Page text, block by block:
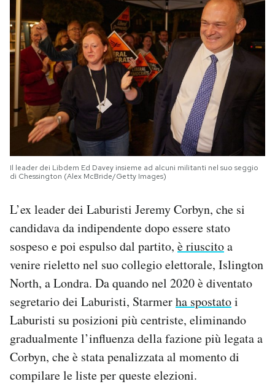
Il leader dei Libdem Ed Davey insieme ad alcuni militanti nel suo seggio
di Chessington (Alex McBride/Getty Images)
L’ex leader dei Laburisti Jeremy Corbyn, che si
candidava da indipendente dopo essere stato
sospeso e poi espulso dal partito, è riuscitoa
venire rieletto nel suo collegio elettorale, Islington
North, a Londra. Da quando nel 2020 è diventato
segretario dei Laburisti, Starmerha spostatoi
Laburisti su posizioni più centriste, eliminando
gradualmente l’influenza della fazione più legata a
Corbyn, che è stata penalizzata al momento di
compilare le liste per queste elezioni.